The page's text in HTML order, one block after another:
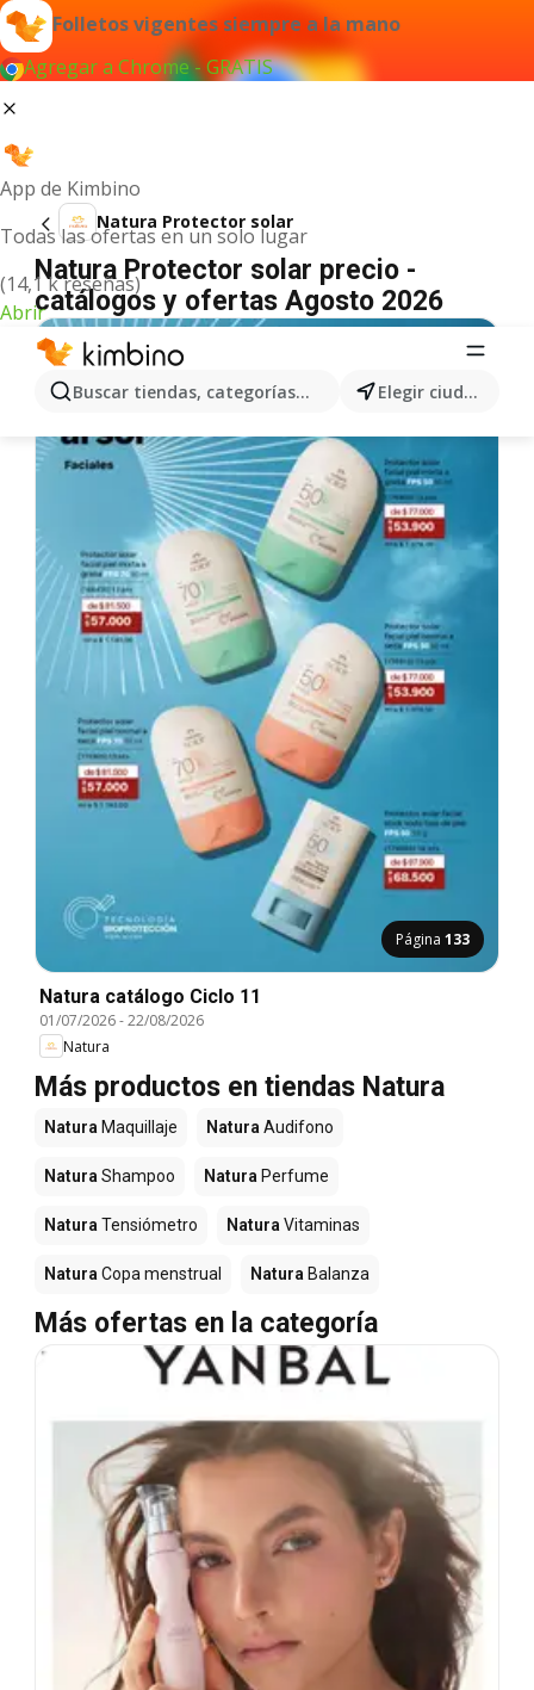
Folletos vigentes siempre a la mano
Agregar a Chrome - GRATIS
App de Kimbino
Todas las ofertas en un solo lugar
(14,1 k reseñas)
Abrir
Buscar tiendas, categorías, productos... Elegir ciudad
Natura Protector solar
Natura Protector solar precio -
catálogos y ofertas Agosto 2026
Página 133
Natura catálogo Ciclo 11
01/07/2026-22/08/2026
Natura
Más productos en tiendas Natura
Natura Maquillaje Natura Audifono
Natura Shampoo Natura Perfume
Natura Tensiómetro Natura Vitaminas
Natura Copa menstrual Natura Balanza
Más ofertas en la categoría